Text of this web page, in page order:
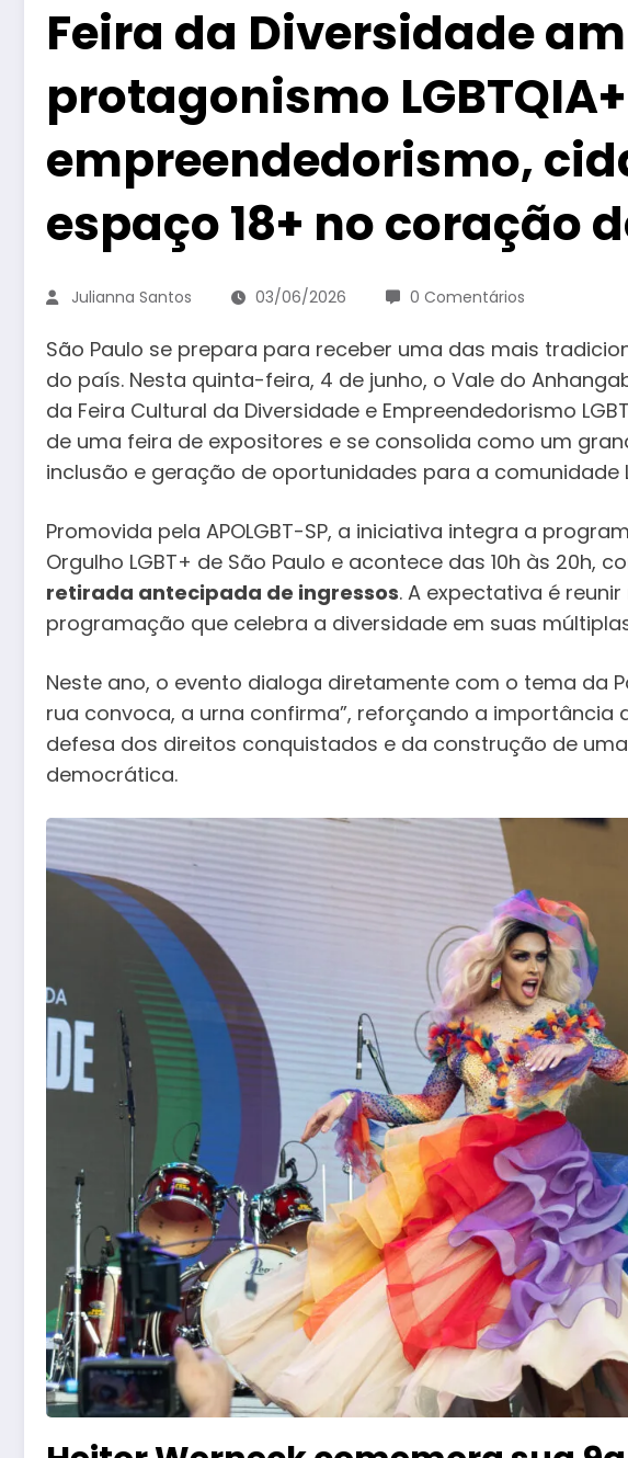
Feira da Diversidade
protagonismo
empreendedorismo,
espaço 18+ no coração
Julianna Santos 03/06/2026 0 Comentários
São Paulo se prepara para receber uma das mais
do país. Nesta quinta-feira, 4 de junho, o Vale do
da Feira Cultural da Diversidade e Empreendedorismo
de uma feira de expositores e se consolida como um
inclusão e geração de oportunidades para a comunidade
Promovida pela APOLGBT-SP, a iniciativa integra a
Orgulho LGBT+ de São Paulo e acontece das 10h às 20h,
retirada antecipada de ingressos. A expectativa é
programação que celebra a diversidade em suas
Neste ano, o evento dialoga diretamente com o tema da
rua convoca, a urna confirma”, reforçando a importância
defesa dos direitos conquistados e da construção de
democrática.